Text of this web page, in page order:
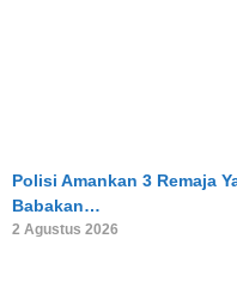
Polisi Amankan 3 Remaja
Babakan…
2 Agustus 2026